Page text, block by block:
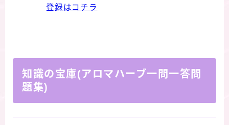
登録はコチラ
知識の宝庫(アロマハーブ一問一答問
題集)